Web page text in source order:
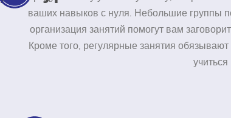
ваших навыков с нуля. Небольшие группы
организация занятий помогут вам
Кроме того, регулярные занятия